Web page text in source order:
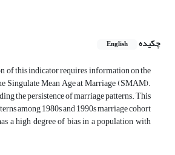
چکیده
English
of this indicator requires information on the
Singulate Mean Age at Marriage (SMAM).
the persistence of marriage patterns. This
among 1980s and 1990s marriage cohort
a high degree of bias in a population with